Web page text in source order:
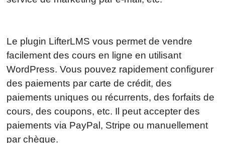
Le plugin LifterLMS vous permet de vendre
facilement des cours en ligne en utilisant
WordPress. Vous pouvez rapidement configurer
des paiements par carte de crédit, des
paiements uniques ou récurrents, des forfaits de
cours, des coupons, etc. Il peut accepter des
paiements via PayPal, Stripe ou manuellement
par chèque.